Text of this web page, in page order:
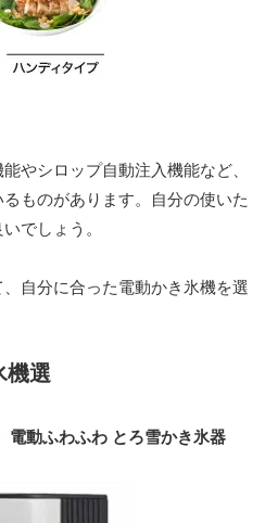
やシロップ自動注入機能など、
ものがあります。自分の使いた
でしょう。
自分に合った電動かき氷機を選
機選
電動ふわふわ とろ雪かき氷器